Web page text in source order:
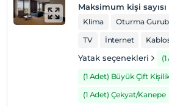
Maksimum kişi sayısı
Klima Oturma
TV
İnternet
Yatak seçenekleri
(1 Adet) Büyük Çift
(1 Adet) Çekyat/Kanepe